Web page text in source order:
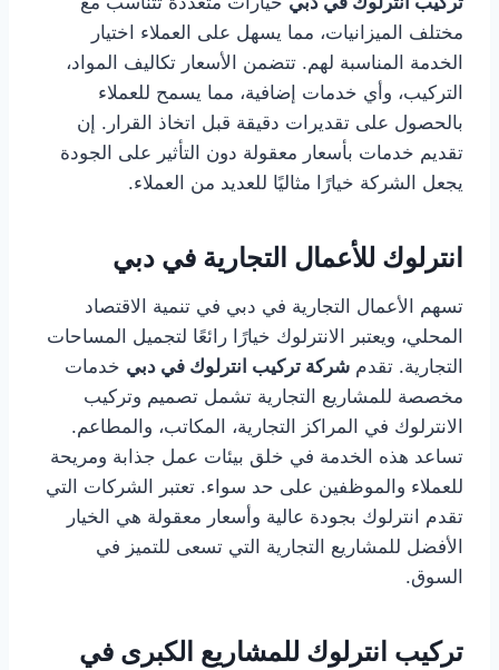
مختلف الميزانيات، مما يسهل على العملاء اختيار
الخدمة المناسبة لهم. تتضمن الأسعار تكاليف المواد،
التركيب، وأي خدمات إضافية، مما يسمح للعملاء
بالحصول على تقديرات دقيقة قبل اتخاذ القرار. إن
تقديم خدمات بأسعار معقولة دون التأثير على الجودة
يجعل الشركة خيارًا مثاليًا للعديد من العملاء.
انترلوك للأعمال التجارية في دبي
تسهم الأعمال التجارية في دبي في تنمية الاقتصاد
المحلي، ويعتبر الانترلوك خيارًا رائعًا لتجميل المساحات
التجارية. تقدم شركة تركيب انترلوك في دبي خدمات
مخصصة للمشاريع التجارية تشمل تصميم وتركيب
الانترلوك في المراكز التجارية، المكاتب، والمطاعم.
تساعد هذه الخدمة في خلق بيئات عمل جذابة ومريحة
للعملاء والموظفين على حد سواء. تعتبر الشركات التي
تقدم انترلوك بجودة عالية وأسعار معقولة هي الخيار
الأفضل للمشاريع التجارية التي تسعى للتميز في
السوق.
تركيب انترلوك للمشاريع الكبرى في